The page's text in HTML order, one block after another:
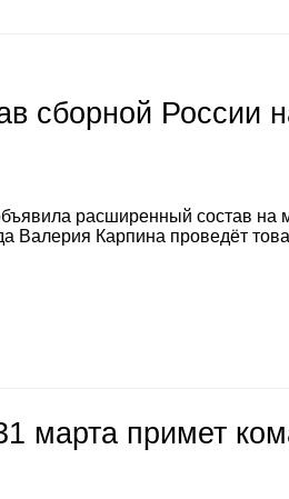
сборной России
расширенный состав на
Валерия Карпина проведёт
марта примет